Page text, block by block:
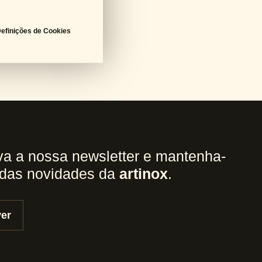
a nossa newsletter e mantenha-
novidades da artinox.
de Cookies